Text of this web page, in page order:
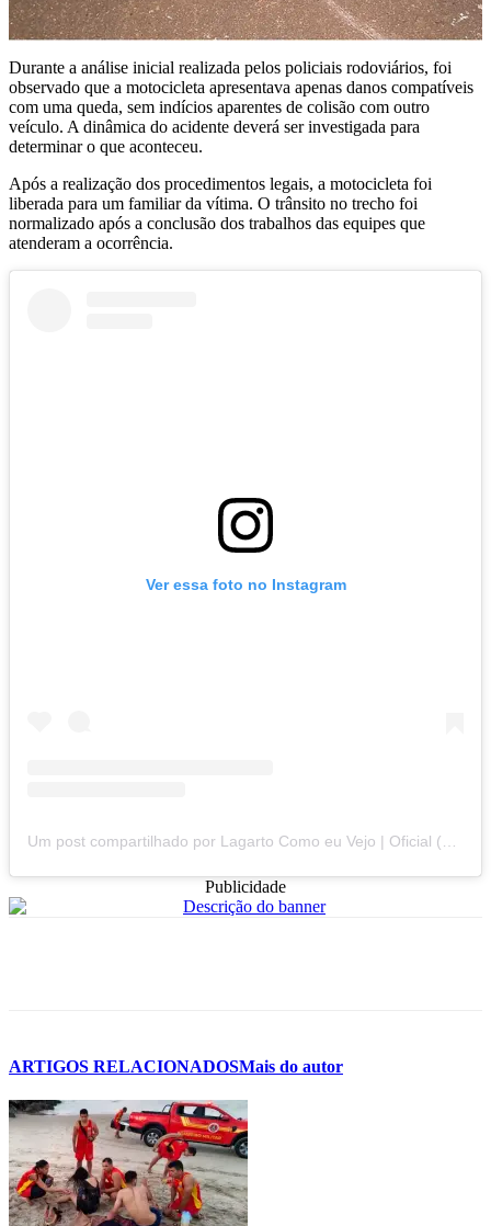
Durante a análise inicial realizada pelos policiais rodoviários, foi
observado que a motocicleta apresentava apenas danos compatíveis
com uma queda, sem indícios aparentes de colisão com outro
veículo. A dinâmica do acidente deverá ser investigada para
determinar o que aconteceu.
Após a realização dos procedimentos legais, a motocicleta foi
liberada para um familiar da vítima. O trânsito no trecho foi
normalizado após a conclusão dos trabalhos das equipes que
atenderam a ocorrência.
Ver essa foto no Instagram
Publicidade
ARTIGOS RELACIONADOSMais do autor